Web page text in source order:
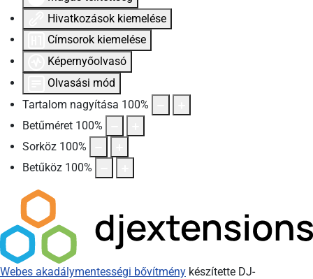
Hivatkozások kiemelése
Címsorok kiemelése
Képernyőolvasó
Olvasási mód
Tartalom nagyítása 100%
Betűméret 100%
Sorköz 100%
Betűköz 100%
Webes akadálymentességi bővítmény készítette DJ-